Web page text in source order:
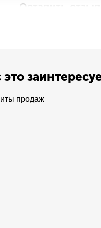
Оставить отзыв
продаж